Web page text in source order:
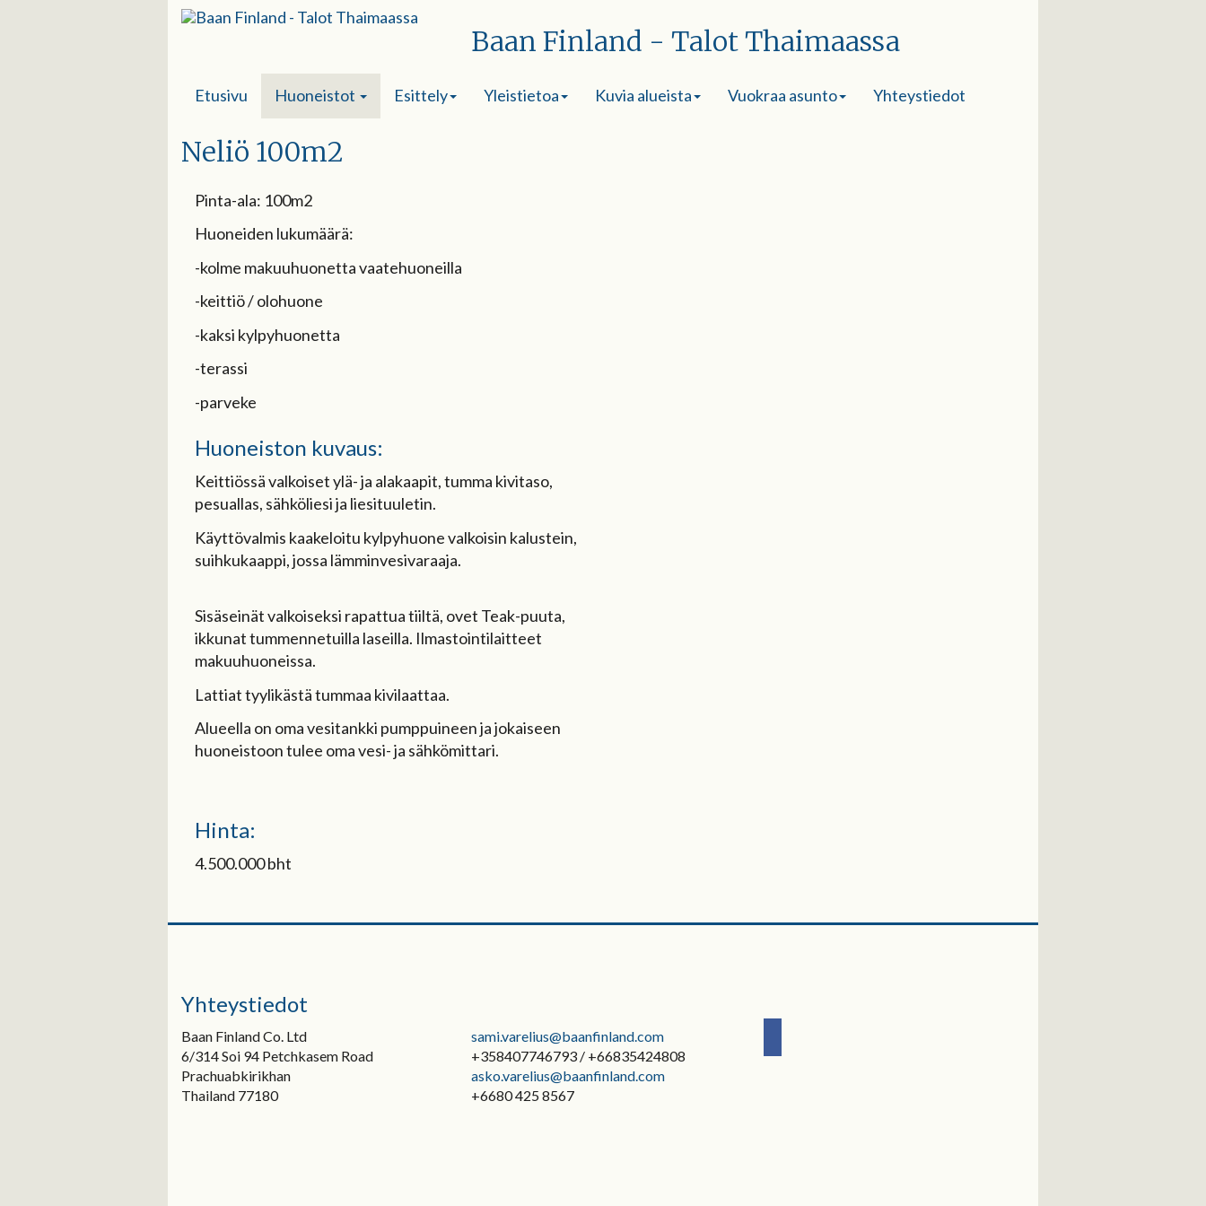
Baan Finland - Talot Thaimaassa
Etusivu Huoneistot Esittely Yleistietoa Kuvia alueista Vuokraa asunto Yhteystiedot
Neliö 100m2
Pinta-ala: 100m2
Huoneiden lukumäärä:
-kolme makuuhuonetta vaatehuoneilla
-keittiö / olohuone
-kaksi kylpyhuonetta
-terassi
-parveke
Huoneiston kuvaus:
Keittiössä valkoiset ylä- ja alakaapit, tumma kivitaso,
pesuallas, sähköliesi ja liesituuletin.
Käyttövalmis kaakeloitu kylpyhuone valkoisin kalustein,
suihkukaappi, jossa lämminvesivaraaja.
Sisäseinät valkoiseksi rapattua tiiltä, ovet Teak-puuta,
ikkunat tummennetuilla laseilla. Ilmastointilaitteet
makuuhuoneissa.
Lattiat tyylikästä tummaa kivilaattaa.
Alueella on oma vesitankki pumppuineen ja jokaiseen
huoneistoon tulee oma vesi- ja sähkömittari.
Hinta:
4.500.000 bht
Yhteystiedot
Baan Finland Co. Ltd
6/314 Soi 94 Petchkasem Road
Prachuabkirikhan
Thailand 77180
sami.varelius@baanfinland.com
+358407746793 / +66835424808
asko.varelius@baanfinland.com
+6680 425 8567